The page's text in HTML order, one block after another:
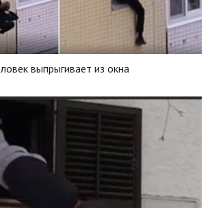
выпрыгивает из окна